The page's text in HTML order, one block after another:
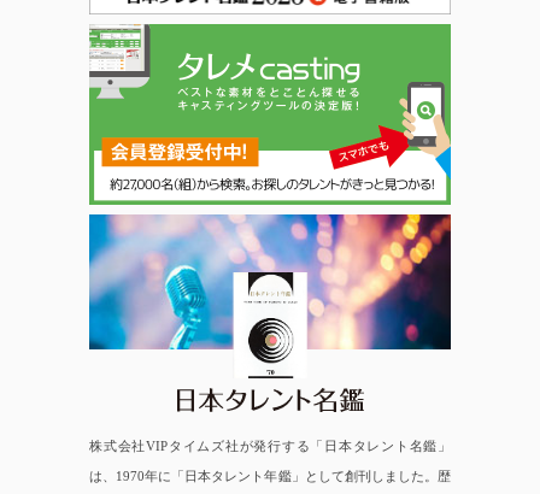
日本タレント名鑑
株式会社VIPタイムズ社が発行する「日本タレント名鑑」
は、1970年に「日本タレント年鑑」として創刊しました。歴